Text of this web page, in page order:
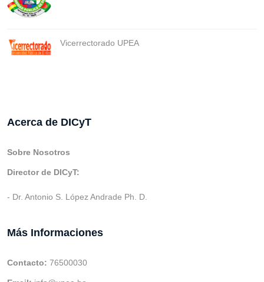
Vicerrectorado UPEA
Acerca de DICyT
Sobre Nosotros
Director de DICyT:
- Dr. Antonio S. López Andrade Ph. D.
Más Informaciones
Contacto: 76500030